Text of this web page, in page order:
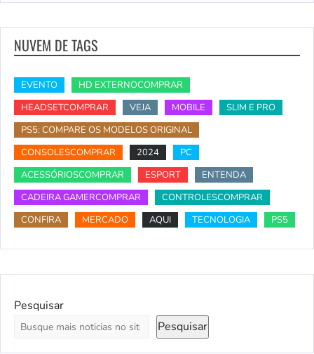
NUVEM DE TAGS
EVENTO
HD EXTERNOCOMPRAR
HEADSETCOMPRAR
VEJA MOBILE
SLIM E PRO
PS5: COMPARE OS MODELOS ORIGINAL
CONSOLESCOMPRAR
2024
PC
ACESSÓRIOSCOMPRAR
ESPORT
ENTENDA
CADEIRA GAMERCOMPRAR
CONTROLESCOMPRAR
CONFIRA
MERCADO AQUI TECNOLOGIA PS5
Pesquisar
Pesquisar